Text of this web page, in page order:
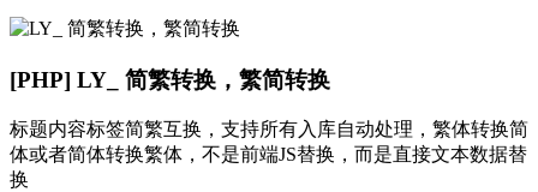
[PHP] LY_ 简繁转换，繁简转换
标题内容标签简繁互换，支持所有入库自动处理，繁体转换简
体或者简体转换繁体，不是前端JS替换，而是直接文本数据替
换